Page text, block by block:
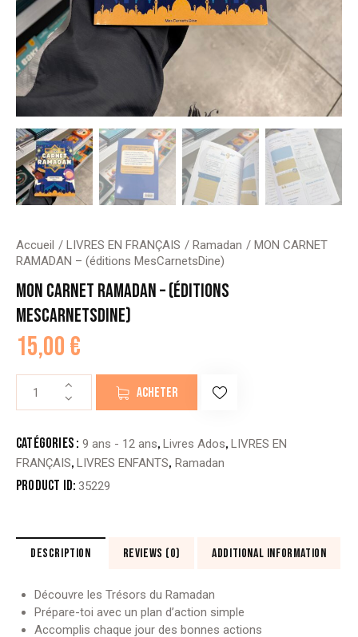
Accueil LIVRES EN FRANÇAIS Ramadan
MON CARNET
RAMADAN – (éditions MesCarnetsDine)
MON CARNET RAMADAN – (ÉDITIONS
MESCARNETSDINE)
15,00€
CARNET
-
(éditions
ACHETER
Catégories : 9 ans - 12 ans,Livres Ados,LIVRES EN
FRANÇAIS,LIVRES ENFANTS, Ramadan
Product ID:35229
DESCRIPTION REVIEWS (0) ADDITIONAL INFORMATION
Découvre les Trésors du Ramadan
Prépare-toi avec un plan d’action simple
Accomplis chaque jour des bonnes actions